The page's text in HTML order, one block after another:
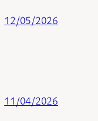
12/05/2026
11/04/2026